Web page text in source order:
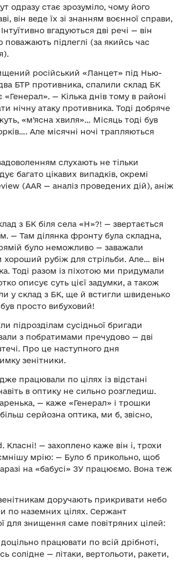
одразу стає зрозуміло, чому його
він веде їх зі знанням воєнної справи,
вгадуються дві речі ­— він
підлеглі (за якийсь час
російський «Ланцет» під Нью-
БТР противника, спалили склад БК
— Кілька днів тому в районі
нічну атаку противника. Тоді добряче
«м’ясна хвиля»… Місяць тоді був
Але місячні ночі трапляються
слухають не тільки
багато цікавих випадків, окремі
(АAR — аналіз проведених дій), аніж
з БК біля села «Н»?! — звертається
— Там ділянка фронту була складна,
було неможливо — заважали
хороший рубіж для стрільби. Але… він
Тоді разом із піхотою ми придумали
описує суть цієї задумки, а також
у склад з БК, ще й встигли швиденько
просто вибуховий!
підрозділам сусідньої бригади
з побратимами пречудово — дві
Про це наступного дня
зенітники.
працювали по цілях із відстані
в оптику не сильно розгледиш.
— каже «Генерал» і трошки
серйозна оптика, ми б, звісно,
Класні! — захоплено каже він і, трохи
мрію: — Було б прикольно, щоб
на «бабусі» ЗУ працюємо. Вона теж
доручають прикривати небо
по наземних цілях. Сержант
для знищення саме повітряних цілей:
працювати по всій дрібноті,
солідне — літаки, вертольоти, ракети,